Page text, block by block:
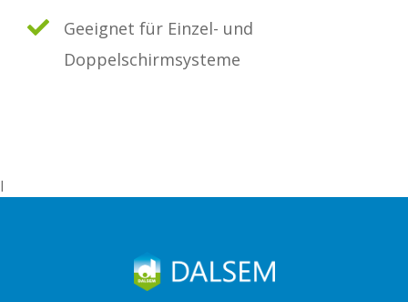
Geeignet für Einzel- und
Doppelschirmsysteme
l